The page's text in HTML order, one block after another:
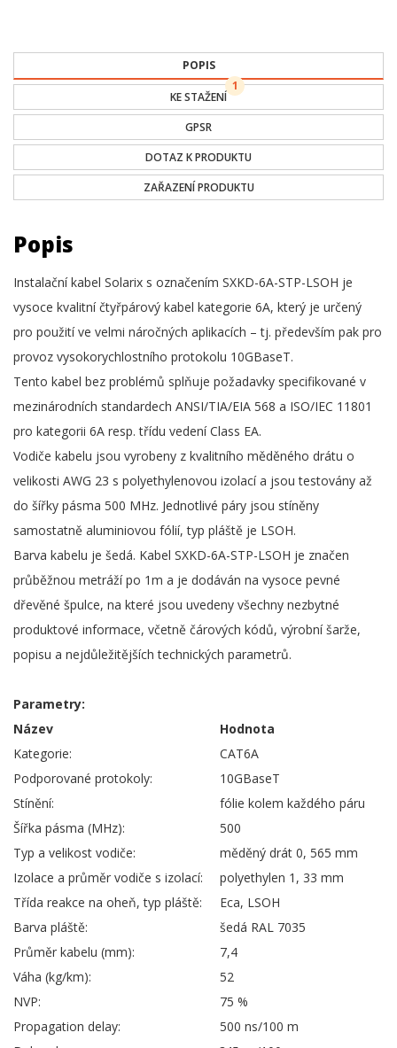
POPIS
KE STAŽENÍ
1
GPSR
DOTAZ K PRODUKTU
ZAŘAZENÍ PRODUKTU
Popis
Instalační kabel Solarix s označením SXKD-6A-STP-LSOH je
vysoce kvalitní čtyřpárový kabel kategorie 6A, který je určený
pro použití ve velmi náročných aplikacích – tj. především pak pro
provoz vysokorychlostního protokolu 10GBaseT.
Tento kabel bez problémů splňuje požadavky specifikované v
mezinárodních standardech ANSI/TIA/EIA 568 a ISO/IEC 11801
pro kategorii 6A resp. třídu vedení Class EA.
Vodiče kabelu jsou vyrobeny z kvalitního měděného drátu o
velikosti AWG 23 s polyethylenovou izolací a jsou testovány až
do šířky pásma 500 MHz. Jednotlivé páry jsou stíněny
samostatně aluminiovou fólií, typ pláště je LSOH.
Barva kabelu je šedá. Kabel SXKD-6A-STP-LSOH je značen
průběžnou metráží po 1m a je dodáván na vysoce pevné
dřevěné špulce, na které jsou uvedeny všechny nezbytné
produktové informace, včetně čárových kódů, výrobní šarže,
popisu a nejdůležitějších technických parametrů.
Parametry:
Název
Hodnota
Kategorie:
CAT6A
Podporované protokoly:
10GBaseT
Stínění:
fólie kolem každého páru
Šířka pásma (MHz):
500
Typ a velikost vodiče:
měděný drát 0, 565 mm
Izolace a průměr vodiče s izolací:
polyethylen 1, 33 mm
Třída reakce na oheň, typ pláště:
Eca, LSOH
Barva pláště:
šedá RAL 7035
Průměr kabelu (mm):
7,4
Váha (kg/km):
52
NVP:
75 %
Propagation delay:
500 ns/100 m